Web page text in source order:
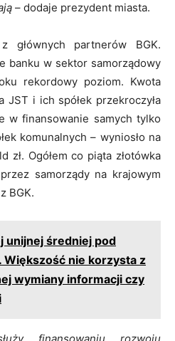
– dodaje prezydent miasta.
głównych partnerów BGK.
banku w sektor samorządowy
rekordowy poziom. Kwota
JST i ich spółek przekroczyła
w finansowanie samych tylko
komunalnych – wyniosło na
zł. Ogółem co piąta złotówka
samorządy na krajowym
BGK.
unijnej średniej pod
nie korzysta z
wymiany informacji czy